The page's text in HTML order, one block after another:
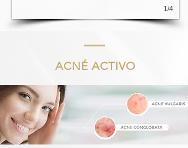
1/4
ACNÉ ACTIVO